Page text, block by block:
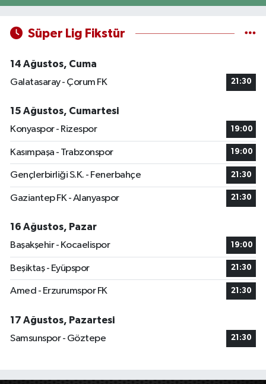
Süper Lig Fikstür
14 Ağustos, Cuma
Galatasaray - Çorum FK
21:30
15 Ağustos, Cumartesi
Konyaspor - Rizespor
19:00
Kasımpaşa - Trabzonspor 19:00
Gençlerbirliği S.K. - Fenerbahçe 21:30
Gaziantep FK - Alanyaspor 21:30
16 Ağustos, Pazar
Başakşehir - Kocaelispor
19:00
Beşiktaş - Eyüpspor 21:30
Amed - Erzurumspor FK 21:30
17 Ağustos, Pazartesi
Samsunspor - Göztepe
21:30